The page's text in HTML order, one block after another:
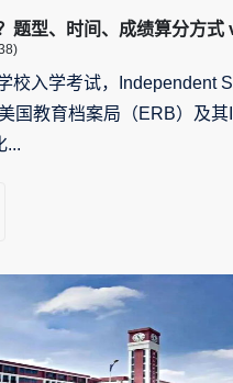
题型、时间、成绩算分方式
校入学考试，Independent
国教育档案局（ERB）及
...